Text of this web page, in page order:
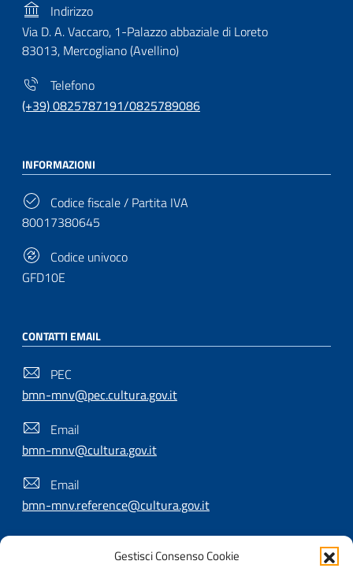
Gestisci Consenso Cookie
Indirizzo
Via D. A. Vaccaro, 1-Palazzo abbaziale di Loreto
83013, Mercogliano (Avellino)
Telefono
(+39) 0825787191/0825789086
INFORMAZIONI
Codice fiscale / Partita IVA
80017380645
Codice univoco
GFD10E
CONTATTI EMAIL
PEC
bmn-mnv@pec.cultura.gov.it
Email
bmn-mnv@cultura.gov.it
Email
bmn-mnv.reference@cultura.gov.it